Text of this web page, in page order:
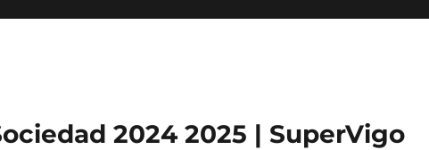
2024 2025 | SuperVigo